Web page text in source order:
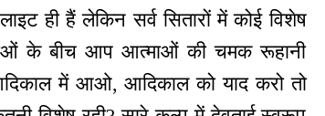
ही हैं लेकिन सर्व सितारों में कोई विशेष
के बीच आप आत्माओं की चमक रूहानी
में आओ, आदिकाल को याद करो तो